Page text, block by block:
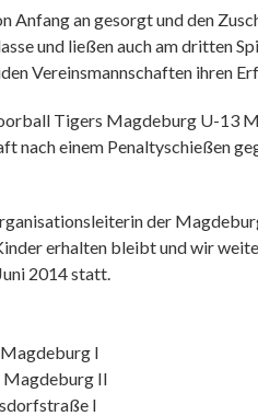
Anfang an gesorgt und den
und ließen auch am dritten
Vereinsmannschaften ihren
Tigers Magdeburg U-13
nach einem Penaltyschießen
der
erhalten bleibt und wir
2014 statt.
I
II
I